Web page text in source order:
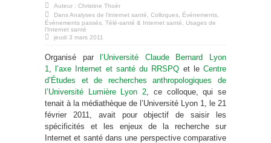
Auteur : Christine Thoër
DansAnalyses de l'internet santé Colloques Événements
Évènements passés Télé-santé & Internet santé
Usages de
l'Internet santé
jeudi 3 mars 2011
Organisé par
l’Université Claude Bernard Lyon
1, l’axe Internet et santé du RRSPQ et leCentre
d’Études et de recherches anthropologiques de
l’Université Lumière Lyon 2, ce colloque, qui se
tenait à la médiathèque de l’Université Lyon 1, le 21
février 2011, avait pour objectif de saisir les
spécificités et les enjeux de la recherche sur
Internet et santé dans une perspective comparative